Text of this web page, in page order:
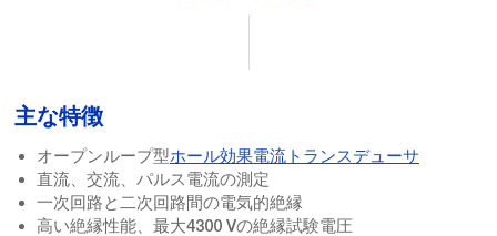
主な特徴
オープンループ型ホール効果電流トランスデューサ
直流、交流、パルス電流の測定
一次回路と二次回路間の電気的絶縁
高い絶縁性能、最大4300 Vの絶縁試験電圧